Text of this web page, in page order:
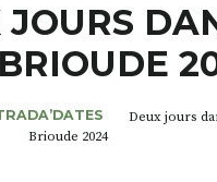
JOURS
Deux jours
Brioude 2024